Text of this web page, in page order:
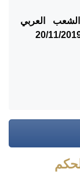
العربي